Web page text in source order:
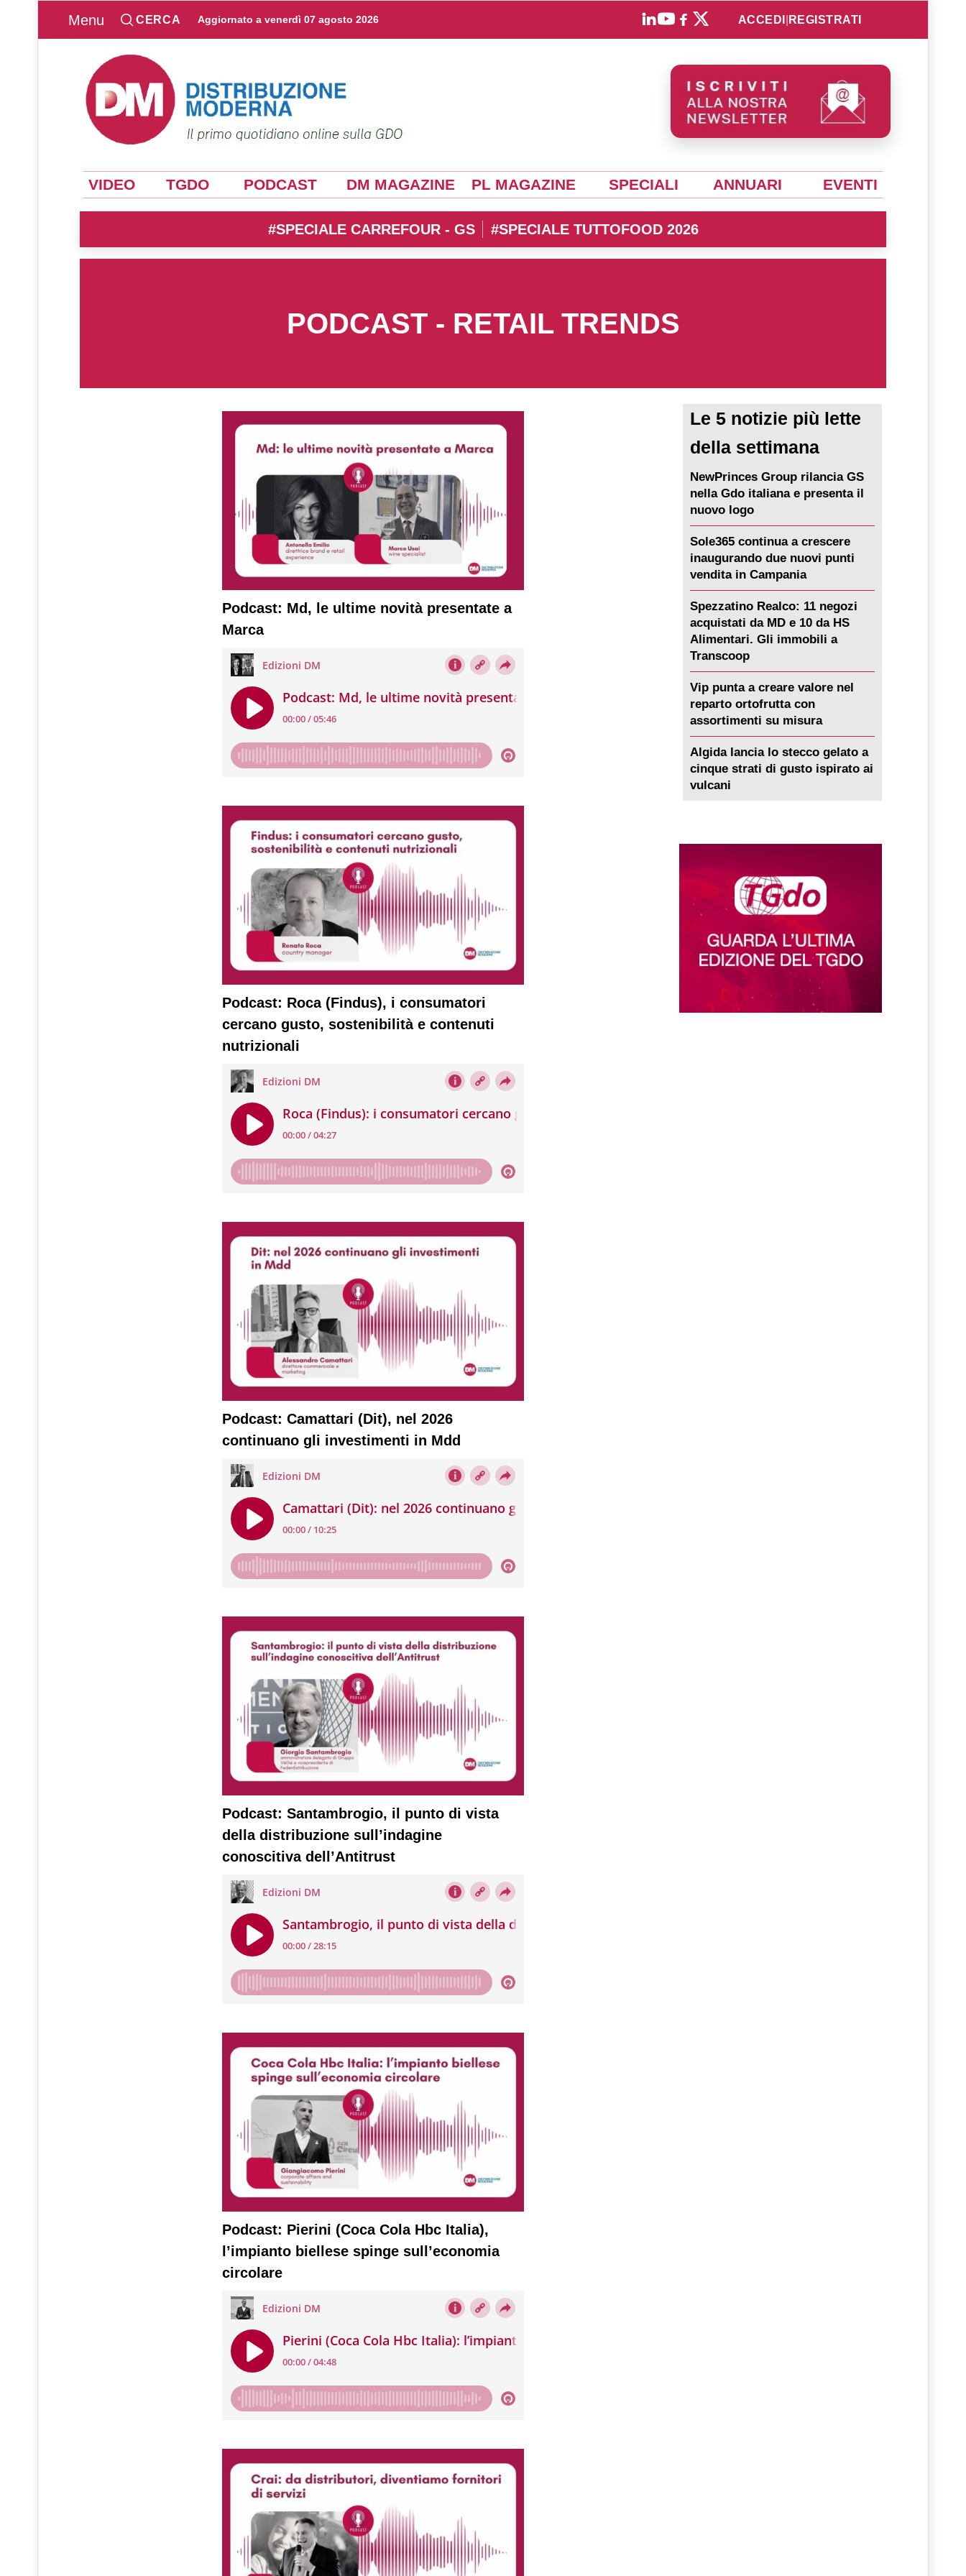
Menu CERCA Aggiornato a venerdì 07 agosto 2026 ACCEDI REGISTRATI
VIDEO TGDO PODCAST DM MAGAZINE PL MAGAZINE SPECIALI ANNUARI EVENTI
#SPECIALE CARREFOUR - GS #SPECIALE TUTTOFOOD 2026
PODCAST - RETAIL TRENDS
Podcast: Md, le ultime novità presentate a
Marca
Podcast: Roca (Findus), i consumatori
cercano gusto, sostenibilità e contenuti
nutrizionali
Podcast: Camattari (Dit), nel 2026
continuano gli investimenti in Mdd
Podcast: Santambrogio, il punto di vista
della distribuzione sull’indagine
conoscitiva dell’Antitrust
Podcast: Pierini (Coca Cola Hbc Italia),
l’impianto biellese spinge sull’economia
circolare
Le 5 notizie più lette
della settimana
NewPrinces Group rilancia GS
nella Gdo italiana e presenta il
nuovo logo
Sole365 continua a crescere
inaugurando due nuovi punti
vendita in Campania
Spezzatino Realco: 11 negozi
acquistati da MD e 10 da HS
Alimentari. Gli immobili a
Transcoop
Vip punta a creare valore nel
reparto ortofrutta con
assortimenti su misura
Algida lancia lo stecco gelato a
cinque strati di gusto ispirato ai
vulcani